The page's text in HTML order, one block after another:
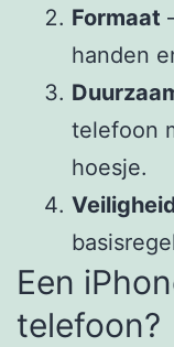
Formaat
handen
telefoon
hoesje.
Een
telefoon?